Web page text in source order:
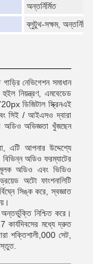
অন্তর্নির্মিত
ব্লুটুথ-সক্ষম,
নেভিগেশন সমাধান
নিয়ন্ত্রণ, এমবেডেড
ডিজিটাল স্ক্রিনএই
সিই / আইএসও দ্বারা
অডিও অভিজ্ঞতা খুঁজছেন
এটি আপনার উদ্দেশ্যে
অডিও ফরম্যাটের
অডিও এবং ভিডিও
অটো ফাংশনালিটি
সিঙ্ক করে, স্বজ্ঞাত
নিশ্চিত করে।
কার্যদিবসের মধ্যে দ্রুত
শক্তিশালী,000 সেট,